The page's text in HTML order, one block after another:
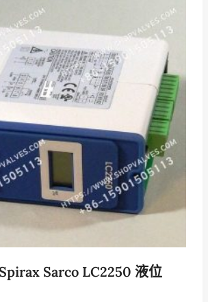
Sarco LC2250 液位